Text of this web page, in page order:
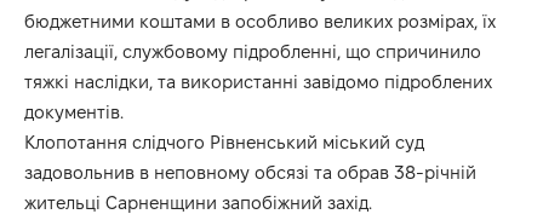
бюджетними коштами в особливо великих розмірах, їх
легалізації, службовому підробленні, що спричинило
тяжкі наслідки, та використанні завідомо підроблених
документів.
Клопотання слідчого Рівненський міський суд
задовольнив в неповному обсязі та обрав 38-річній
жительці Сарненщини запобіжний захід.